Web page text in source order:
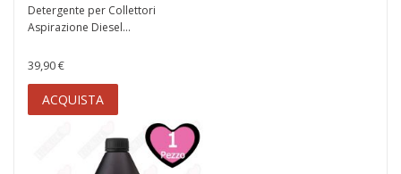
Detergente per Collettori
Aspirazione Diesel...
39,90 €
ACQUISTA